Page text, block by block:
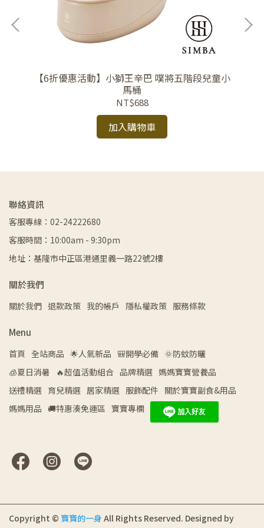
【6折優惠活動】小獅王辛巴 噗將五階段兒童小
馬桶
NT$688
加入購物車
聯絡資訊
客服專線：02-24222680
客服時間：10:00am - 9:30pm
地址：基隆市中正區港通里義一路22號2樓
關於我們
關於我們 退款政策 我的帳戶 隱私權政策 服務條款
Menu
首頁 全站商品 🌟人氣新品 🎒開學必備 🌞防蚊防曬
🧊夏日消暑
🔥超值活動組合 品牌精選 媽媽寶寶營養品
送禮精選 育兒精選 居家精選 服飾配件 關於寶寶副食&用品
媽媽用品 🚚特惠湊免運區 寶寶專欄
Copyright © 寶寶的一身 All Rights Reserved. Designed by